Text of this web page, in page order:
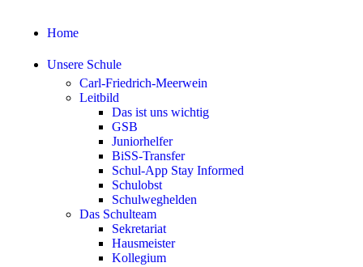
Home
Unsere Schule
Carl-Friedrich-Meerwein
Leitbild
Das ist uns wichtig
GSB
Juniorhelfer
BiSS-Transfer
Schul-App Stay Informed
Schulobst
Schulweghelden
Das Schulteam
Sekretariat
Hausmeister
Kollegium